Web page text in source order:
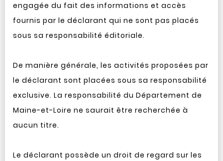
engagée du fait des informations et accès
fournis par le déclarant qui ne sont pas placés
sous sa responsabilité éditoriale.
De manière générale, les activités proposées par
le déclarant sont placées sous sa responsabilité
exclusive. La responsabilité du Département de
Maine-et-Loire ne saurait être recherchée à
aucun titre.
Le déclarant possède un droit de regard sur les